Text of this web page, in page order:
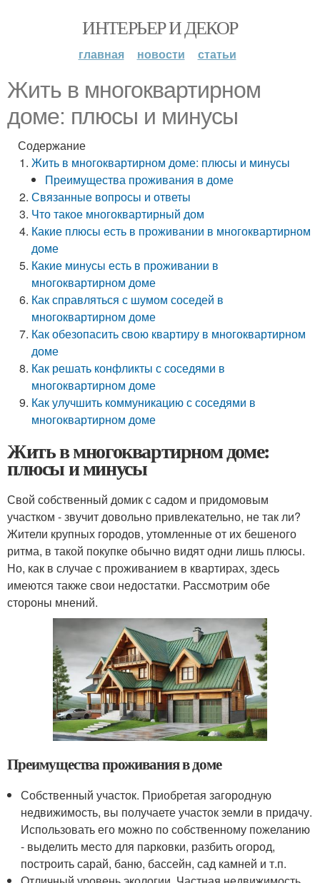
ИНТЕРЬЕР И ДЕКОР
главная новости статьи
Жить в многоквартирном
доме: плюсы и минусы
Содержание
Жить в многоквартирном доме: плюсы и минусы
Преимущества проживания в доме
Связанные вопросы и ответы
Что такое многоквартирный дом
Какие плюсы есть в проживании в многоквартирном
доме
Какие минусы есть в проживании в
многоквартирном доме
Как справляться с шумом соседей в
многоквартирном доме
Как обезопасить свою квартиру в многоквартирном
доме
Как решать конфликты с соседями в
многоквартирном доме
Как улучшить коммуникацию с соседями в
многоквартирном доме
Жить в многоквартирном доме:
плюсы и минусы
Свой собственный домик с садом и придомовым
участком - звучит довольно привлекательно, не так ли?
Жители крупных городов, утомленные от их бешеного
ритма, в такой покупке обычно видят одни лишь плюсы.
Но, как в случае с проживанием в квартирах, здесь
имеются также свои недостатки. Рассмотрим обе
стороны мнений.
Преимущества проживания в доме
Собственный участок. Приобретая загородную
недвижимость, вы получаете участок земли в придачу.
Использовать его можно по собственному пожеланию
- выделить место для парковки, разбить огород,
построить сарай, баню, бассейн, сад камней и т.п.